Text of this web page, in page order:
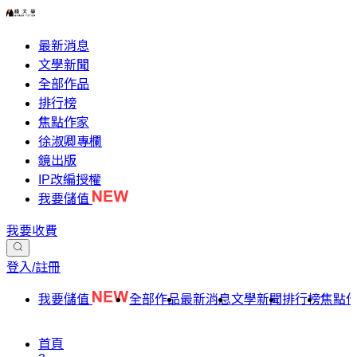
最新消息
文學新聞
全部作品
排行榜
焦點作家
徐淑卿專欄
鏡出版
IP改編授權
我要儲值
我要收費
登入/註冊
我要儲值 全部作品最新消息文學新聞排行榜焦點
首頁